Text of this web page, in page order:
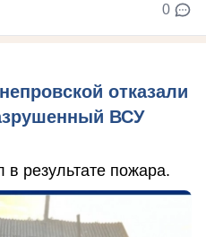
0
отказали
ВСУ
в результате пожара.